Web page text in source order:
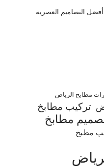
التصاميم العصرية
مطابخ الرياض
تركيب مطابخ
مطابخ
مطبخ